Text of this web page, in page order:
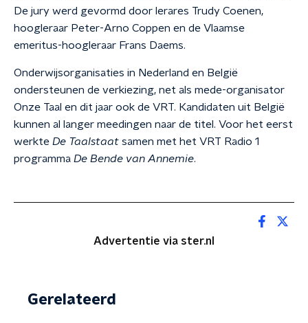
De jury werd gevormd door lerares Trudy Coenen,
hoogleraar Peter-Arno Coppen en de Vlaamse
emeritus-hoogleraar Frans Daems.
Onderwijsorganisaties in Nederland en België
ondersteunen de verkiezing, net als mede-organisator
Onze Taal en dit jaar ook de VRT. Kandidaten uit België
kunnen al langer meedingen naar de titel. Voor het eerst
werkte De Taalstaat samen met het VRT Radio 1
programma De Bende van Annemie.
Advertentie via ster.nl
Gerelateerd